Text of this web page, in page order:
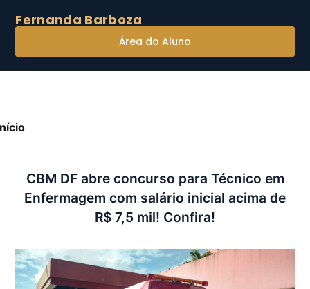
Fernanda Barboza
Área do Aluno
CBM DF abre concurso para Técnico em
Enfermagem com salário inicial acima de
R$ 7,5 mil! Confira!